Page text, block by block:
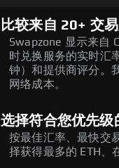
比较来自 20+ 交
Swapzone 显示来自
时兑换服务的实时汇
钟）和提供商评分。
网络成本。
选择符合您优先级
按最佳汇率、最快交
择获得最多的 ETH、